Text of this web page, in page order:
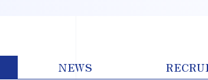
NEWS